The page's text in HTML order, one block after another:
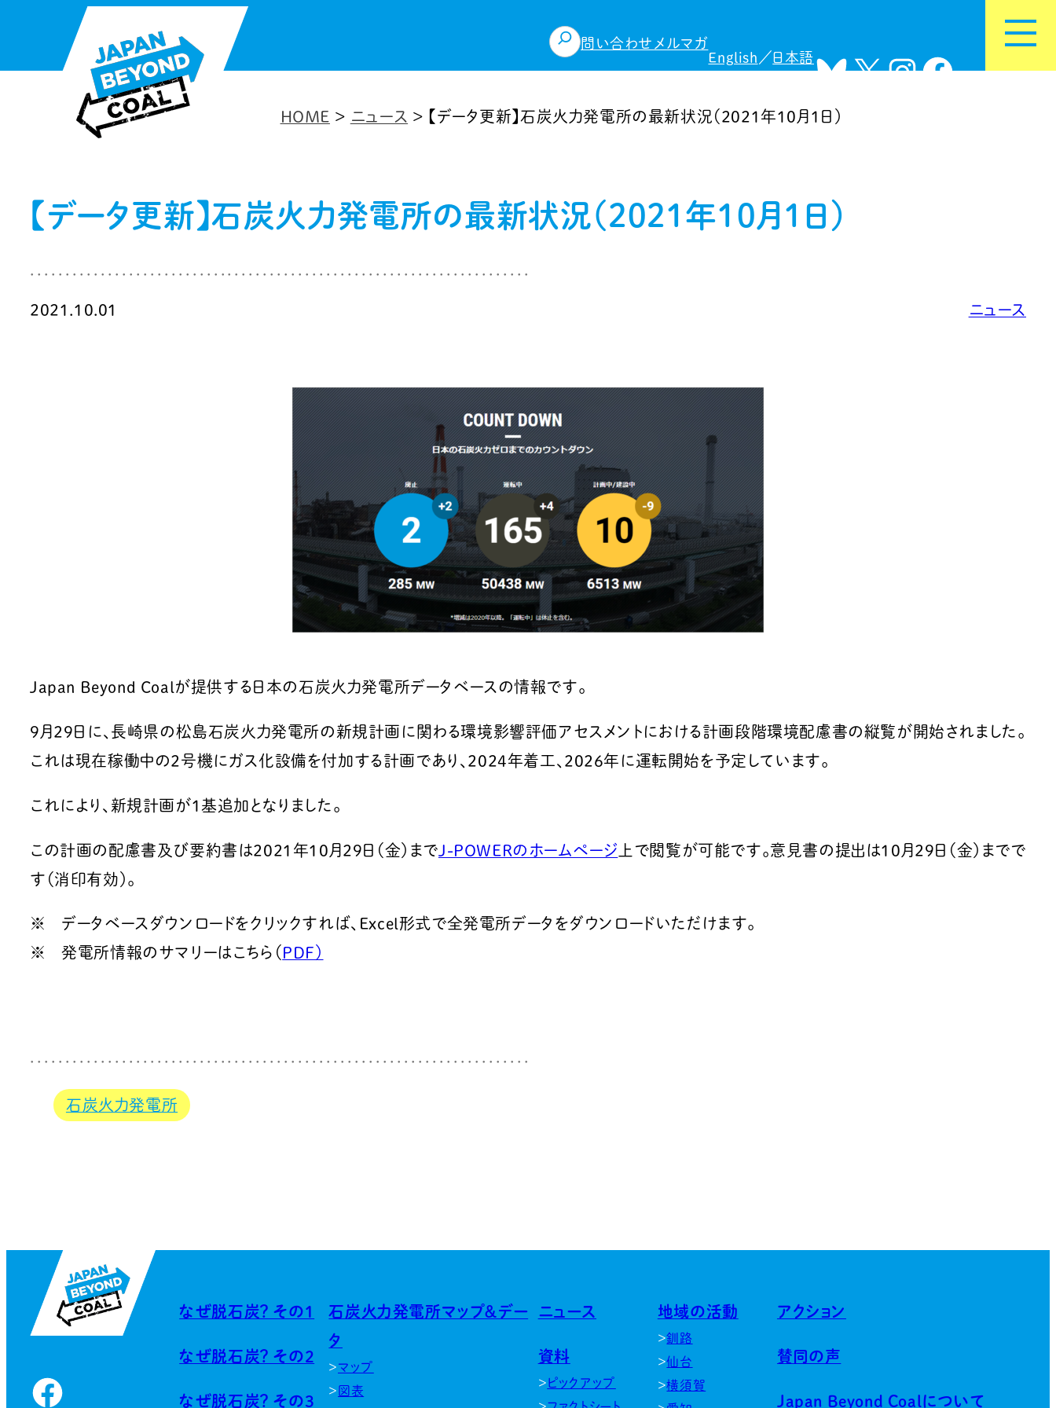
検
問い合わせ メルマガ
English
日本語Bluesky
X Instagram
Facebook
HOME > ニュース > 【データ更新】石炭火力発電所の最新状況（2021年10月1日）
【データ更新】石炭火力発電所の最新状況（2021年10月1日）
2021.10.01 ニュース
Japan Beyond Coalが提供する日本の石炭火力発電所データベースの情報です。
9月29日に、長崎県の松島石炭火力発電所の新規計画に関わる環境影響評価アセスメントにおける計画段階環境配慮書の縦覧が開始されました。
これは現在稼働中の2号機にガス化設備を付加する計画であり、2024年着工、2026年に運転開始を予定しています。
これにより、新規計画が1基追加となりました。
この計画の配慮書及び要約書は2021年10月29日（金）まで J-POWERのホームページ 上で閲覧が可能です。意見書の提出は10月29日（金）までで
す（消印有効）。
※ データベースダウンロードをクリックすれば、Excel形式で全発電所データをダウンロードいただけます。
※ 発電所情報のサマリーはこちら（ PDF）
石炭火力発電所
Facebook
なぜ脱石炭？ その1
なぜ脱石炭？ その2
なぜ脱石炭？ その3
石炭火力発電所マップ＆デー
タ
マップ
図表
ニュース
資料
ピックアップ
地域の活動
釧路
仙台
横須賀
アクション
賛同の声
Japan Beyond Coalについて